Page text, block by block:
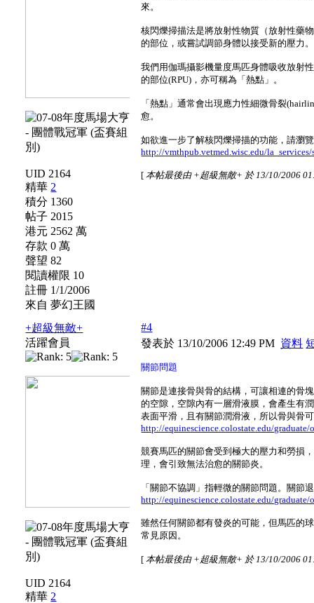
UID 2164
精華 2
積分 1360
帖子 2015
港元 2562 萬
存款 0 萬
聲望 82
閱讀權限 10
註冊 1/1/2006
來自 夢幻王國
來。
核閃爍掃描法是將放射性物質（放射性藥
的部位，或嘗試調節身體以接受新的壓力。
我們用伽瑪攝影機量度馬匹身體吸收放射
的部位(RPU)，亦可稱為「熱點」。
「熱點」通常會出現應力性細微骨裂
愈。
如欲進一步了解核閃爍掃描的功能，請瀏
http://vmthpub.vetmed.wisc.edu/la_services/
[ 本帖最後由 +超級無敵+ 於 13/10/2006
+超級無敵+
活躍會員
UID 2164
精華 2
#4
發表於 13/10/2006 12:49 PM 資料
關節問題
關節是連接骨與骨的結構，可讓相連的骨
的空隙，空隙內有一層滑液膜，會產生有
表面平滑，且有關節潤滑液，所以骨與骨
http://equinescience.colostate.edu/
競賽馬匹的關節會受到極大的壓力和勞損
理，會引致無法治愈的關節炎。
「關節不協調」指輕微的關節問題。關節
http://equinescience.colostate.edu/
雖然任何關節都有發炎的可能，但馬匹的
常見原因。
[ 本帖最後由 +超級無敵+ 於 13/10/2006